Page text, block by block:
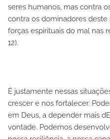
seres humanos, mas contra
contra os dominadores
forças espirituais do mal nas
12).
É justamente nessas
crescer e nos fortalecer.
em Deus, a depender mais
vontade. Podemos